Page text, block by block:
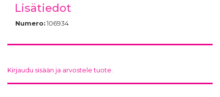
Lisätiedot
Numero:106934
Kirjaudu sisään ja arvostele tuote.